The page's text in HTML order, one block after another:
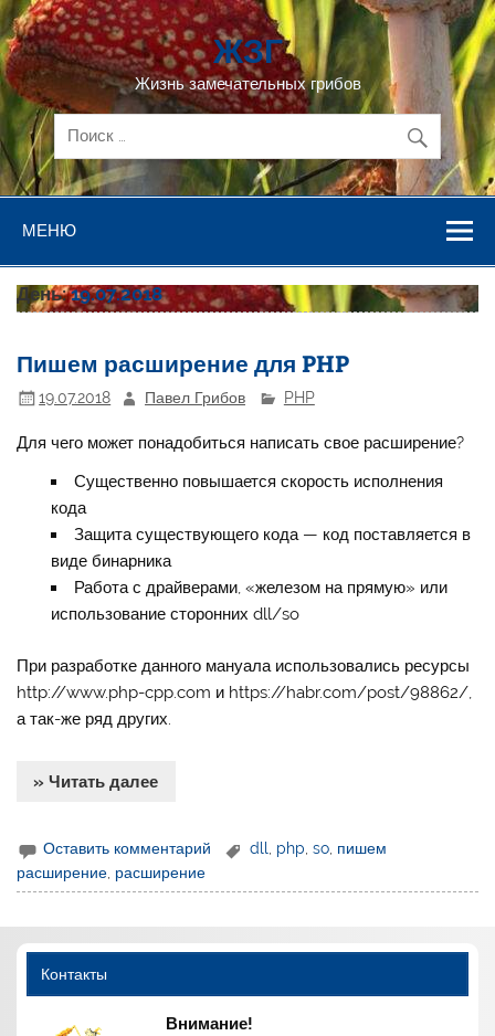
Перейти
к
содержимому
ЖЗГ
Жизнь замечательных грибов
МЕНЮ
День:19.07.2018
Пишем расширение для PHP
19.07.2018 Павел Грибов PHP
Для чего может понадобиться написать свое расширение?
Существенно повышается скорость исполнения
кода
Защита существующего кода — код поставляется в
виде бинарника
Работа с драйверами, «железом на прямую» или
использование сторонних dll/so
При разработке данного мануала использовались ресурсы
http://www.php-cpp.com и https://habr.com/post/98862/,
а так-же ряд других.
» Читать далее
Оставить комментарий dll, php,so, пишем
расширение расширение
Контакты
Внимание!